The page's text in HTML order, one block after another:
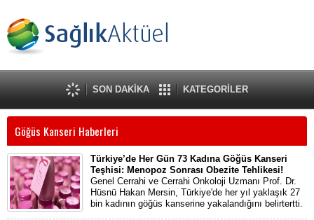
SON DAKİKA KATEGORİLER
Göğüs Kanseri Haberleri
Türkiye’de Her Gün 73 Kadına Göğüs Kanseri
Teşhisi: Menopoz Sonrası Obezite Tehlikesi!
Genel Cerrahi ve Cerrahi Onkoloji Uzmanı Prof. Dr.
Hüsnü Hakan Mersin, Türkiye'de her yıl yaklaşık 27
bin kadının göğüs kanserine yakalandığını belirtertti.